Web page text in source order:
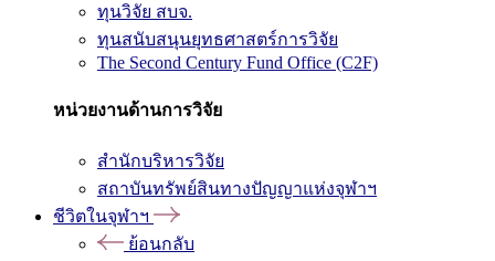
ทุนวิจัย สบจ.
ทุนสนับสนุนยุทธศาสตร์การวิจัย
The Second Century Fund Office (C2F)
หน่วยงานด้านการวิจัย
สำนักบริหารวิจัย
สถาบันทรัพย์สินทางปัญญาแห่งจุฬาฯ
ชีวิตในจุฬาฯ
ย้อนกลับ